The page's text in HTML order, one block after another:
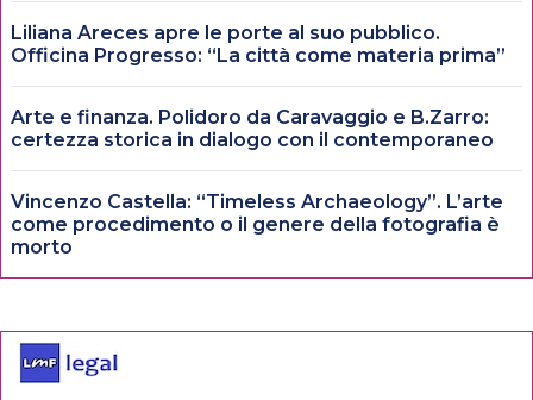
Liliana Areces apre le porte al suo pubblico.
Officina Progresso: “La città come materia prima”
Arte e finanza. Polidoro da Caravaggio e B.Zarro:
certezza storica in dialogo con il contemporaneo
Vincenzo Castella: “Timeless Archaeology”. L’arte
come procedimento o il genere della fotografia è
morto